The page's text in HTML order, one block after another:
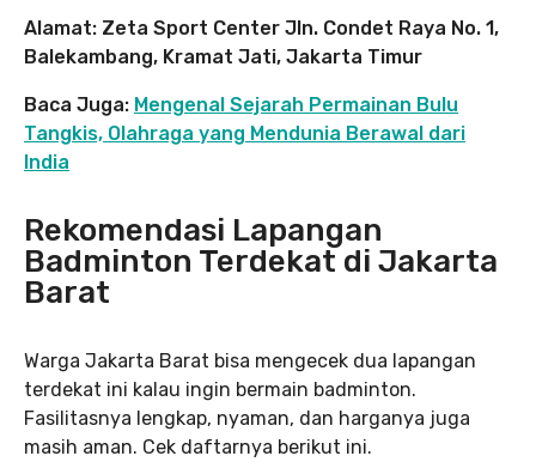
Alamat: Zeta Sport Center Jln. Condet Raya No. 1,
Balekambang, Kramat Jati, Jakarta Timur
Baca Juga: Mengenal Sejarah Permainan Bulu
Tangkis, Olahraga yang Mendunia Berawal dari
India
Rekomendasi Lapangan
Badminton Terdekat di Jakarta
Barat
Warga Jakarta Barat bisa mengecek dua lapangan
terdekat ini kalau ingin bermain badminton.
Fasilitasnya lengkap, nyaman, dan harganya juga
masih aman. Cek daftarnya berikut ini.